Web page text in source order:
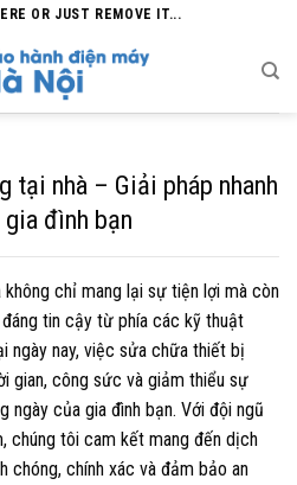
OR JUST REMOVE IT...
tại nhà – Giải pháp nhanh
đình bạn
chỉ mang lại sự tiện lợi mà còn
tin cậy từ phía các kỹ thuật
ngày nay, việc sửa chữa thiết bị
gian, công sức và giảm thiểu sự
ngày của gia đình bạn. Với đội ngũ
chúng tôi cam kết mang đến dịch
chóng, chính xác và đảm bảo an